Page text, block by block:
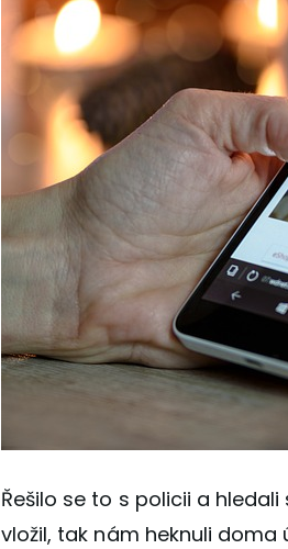
Řešilo se to s policii a
vložil, tak nám heknuli